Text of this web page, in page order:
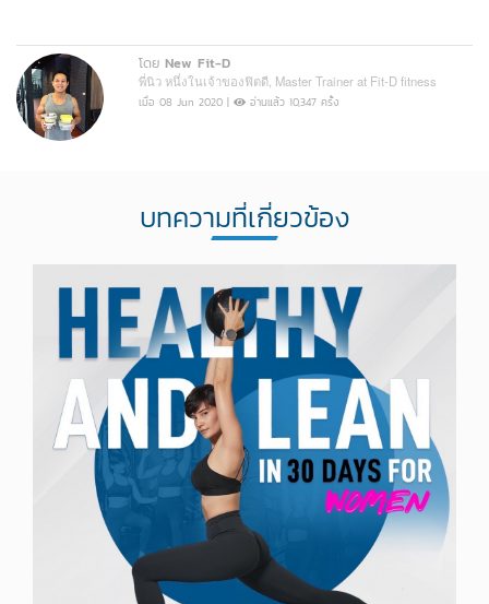
โดย New Fit-D
พี่นิว หนึ่งในเจ้าของฟิตดี, Master Trainer at Fit-D fitness
เมื่อ 08 Jun 2020 | อ่านแล้ว 10,347 ครั้ง
บทความที่เกี่ยวข้อง